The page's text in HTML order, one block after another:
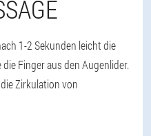
1-2 Sekunden leicht die
Finger aus den Augenlider.
Zirkulation von